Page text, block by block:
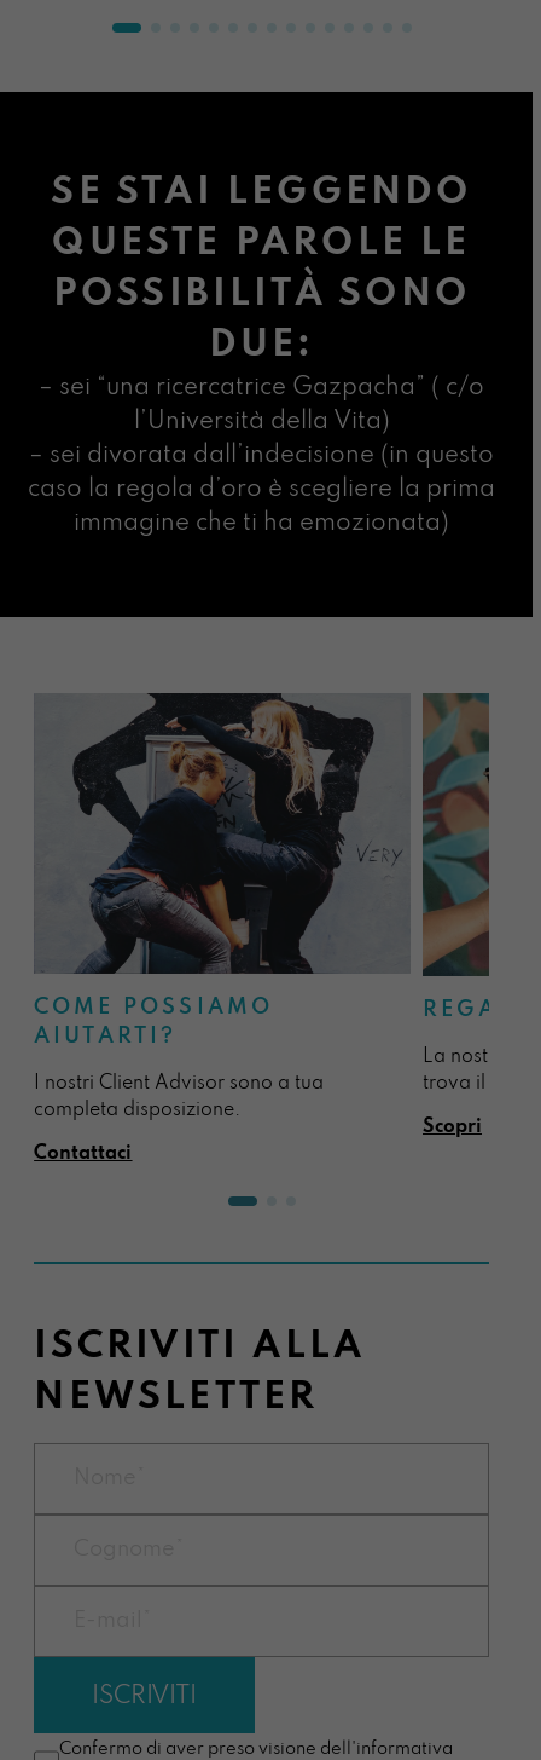
SE STAI LEGGENDO
QUESTE PAROLE LE
POSSIBILITÀ SONO
DUE:
– sei “una ricercatrice Gazpacha” ( c/o
l’Università della Vita)
– sei divorata dall’indecisione (in questo
caso la regola d’oro è scegliere la prima
immagine che ti ha emozionata)
COME POSSIAMO
AIUTARTI?
I nostri Client Advisor sono a tua
completa disposizione.
Contattaci
La nostra
trova il
Scopri
ISCRIVITI ALLA
NEWSLETTER
Confermo di aver preso visione dell'informativa